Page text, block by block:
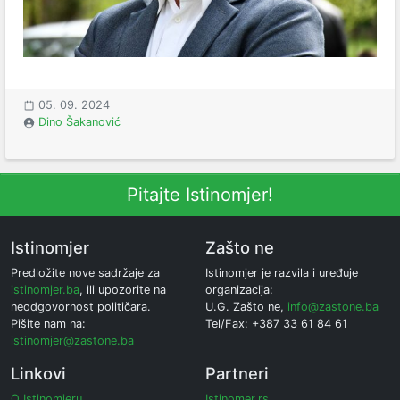
05. 09. 2024
Dino Šakanović
Pitajte Istinomjer!
Istinomjer
Predložite nove sadržaje za
istinomjer.ba, ili upozorite na
neodgovornost političara.
Pišite nam na:
istinomjer@zastone.ba
Zašto ne
Istinomjer je razvila i uređuje
organizacija:
U.G. Zašto ne, info@zastone.ba
Tel/Fax: +387 33 61 84 61
Linkovi Partneri